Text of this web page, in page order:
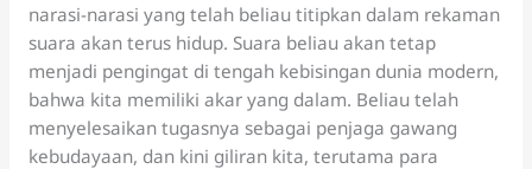
narasi-narasi yang telah beliau titipkan dalam rekaman
suara akan terus hidup. Suara beliau akan tetap
menjadi pengingat di tengah kebisingan dunia modern,
bahwa kita memiliki akar yang dalam. Beliau telah
menyelesaikan tugasnya sebagai penjaga gawang
kebudayaan, dan kini giliran kita, terutama para